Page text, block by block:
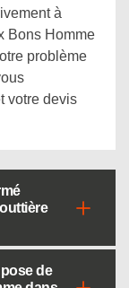
à
Bons Homme
problème
votre devis
de